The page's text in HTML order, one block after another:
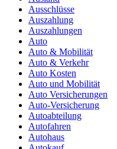
Ausschlüsse
Auszahlung
Auszahlungen
Auto
Auto & Mobilität
Auto & Verkehr
Auto Kosten
Auto und Mobilität
Auto Versicherungen
Auto-Versicherung
Autoabteilung
Autofahren
Autohaus